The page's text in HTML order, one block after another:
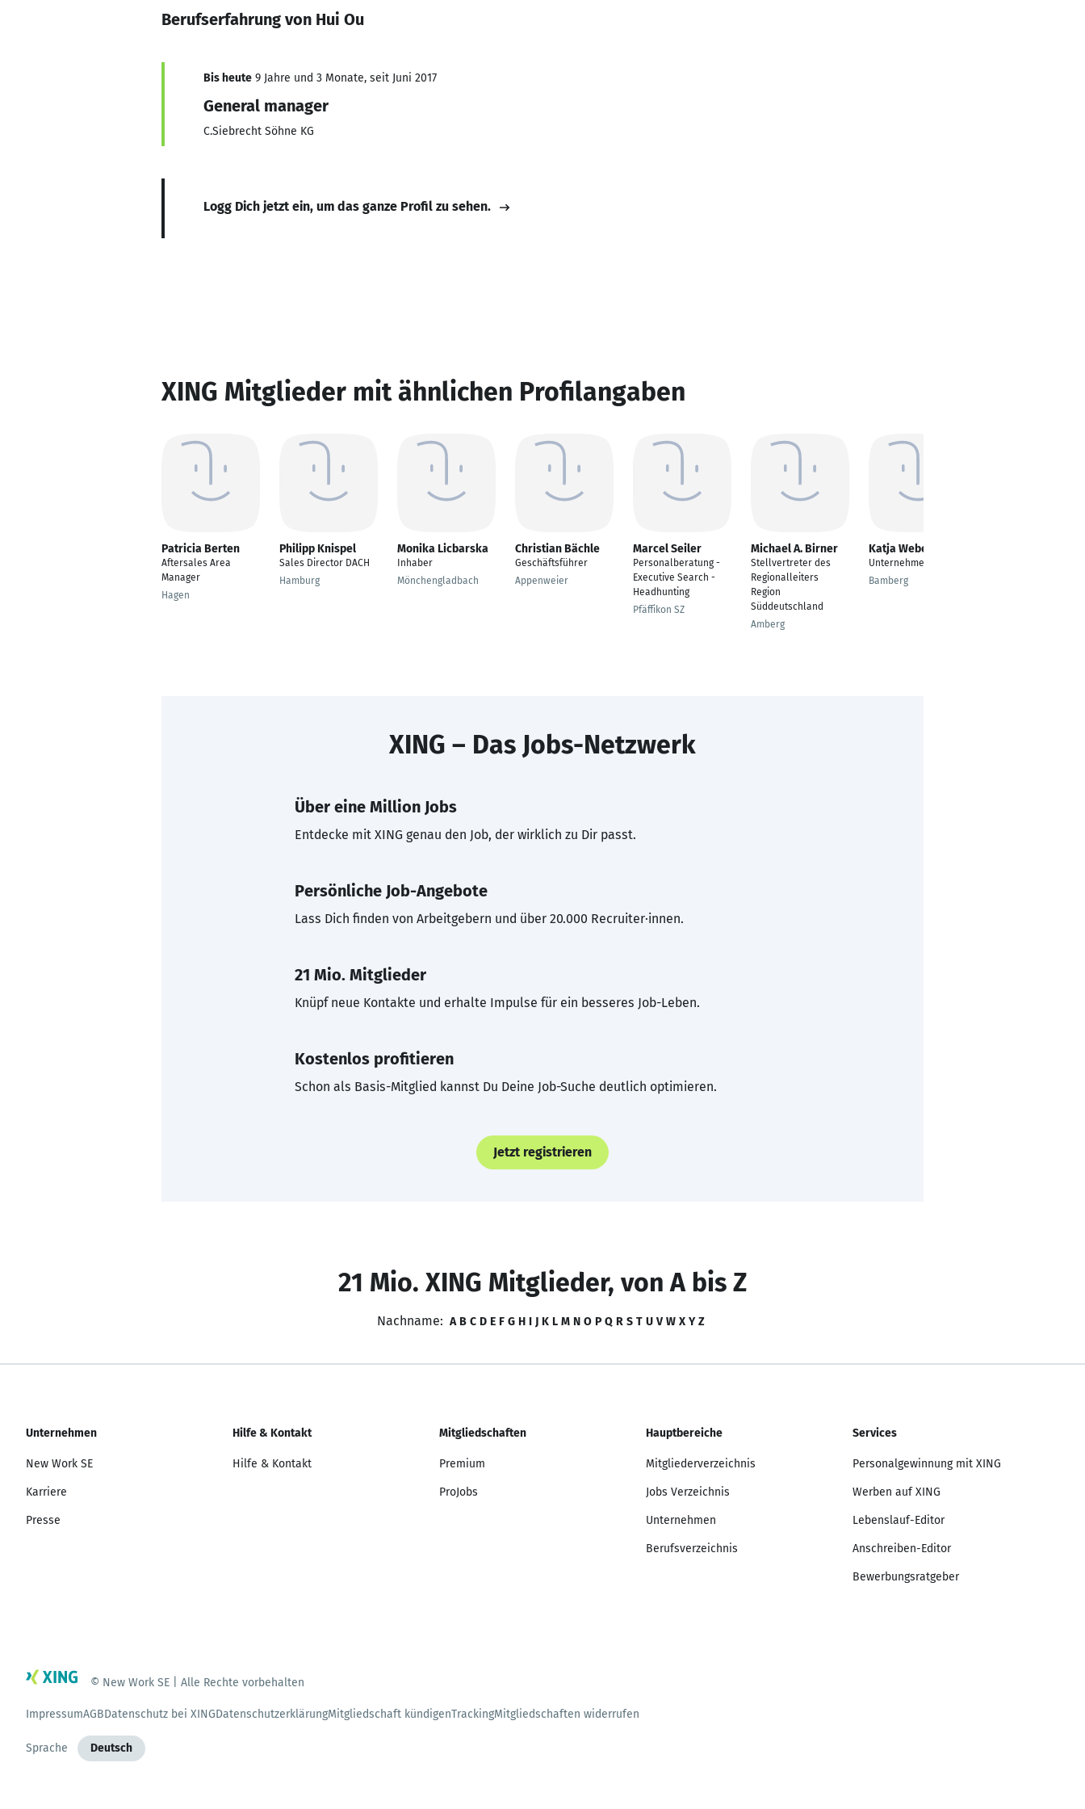
Berufserfahrung von Hui Ou
Bis heute 9 Jahre und 3 Monate, seit Juni 2017
General manager
C.Siebrecht Söhne KG
Logg Dich jetzt ein, um das ganze Profil zu sehen.
XING Mitglieder mit ähnlichen Profilangaben
Patricia Berten
Aftersales Area
Manager
Hagen
Philipp Knispel
Sales Director DACH
Hamburg
Monika Licbarska
Inhaber
Mönchengladbach
Christian Bächle
Geschäftsführer
Appenweier
Marcel Seiler
Personalberatung -
Executive Search -
Headhunting
Pfäffikon SZ
Michael A. Birner
Stellvertreter des
Regionalleiters
Region
Süddeutschland
Amberg
Katja Weber
Unternehmerin
Bamberg
XING – Das Jobs-Netzwerk
Über eine Million Jobs
Entdecke mit XING genau den Job, der wirklich zu Dir passt.
Persönliche Job-Angebote
Lass Dich finden von Arbeitgebern und über 20.000 Recruiter·innen.
21 Mio. Mitglieder
Knüpf neue Kontakte und erhalte Impulse für ein besseres Job-Leben.
Kostenlos profitieren
Schon als Basis-Mitglied kannst Du Deine Job-Suche deutlich optimieren.
Jetzt registrieren
21 Mio. XING Mitglieder, von A bis Z
Nachname: A B C D E F G H I J K L M N O P Q R S T U V W X Y Z
Unternehmen
New Work SE
Karriere
Presse
Hilfe & Kontakt
Hilfe & Kontakt
Mitgliedschaften
Premium
ProJobs
Hauptbereiche
Mitgliederverzeichnis
Jobs Verzeichnis
Unternehmen
Berufsverzeichnis
Services
Personalgewinnung mit XING
Werben auf XING
Lebenslauf-Editor
Anschreiben-Editor
Bewerbungsratgeber
© New Work SE | Alle Rechte vorbehalten
ImpressumAGBDatenschutz bei XINGDatenschutzerklärungMitgliedschaft kündigenTrackingMitgliedschaften widerrufen
Sprache Deutsch